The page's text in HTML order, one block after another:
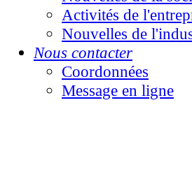
Activités de
Nouvelles de
Nous contacter
Coordonnées
Message en ligne